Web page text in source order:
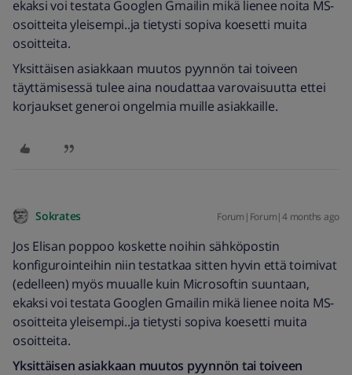
ekaksi voi testata Googlen Gmailin mikä lienee noita MS-
osoitteita yleisempi..ja tietysti sopiva koesetti muita
osoitteita.
Yksittäisen asiakkaan muutos pyynnön tai toiveen
täyttämisessä tulee aina noudattaa varovaisuutta ettei
korjaukset generoi ongelmia muille asiakkaille.
Sokrates Forum|Forum|4 months ago
Jos Elisan poppoo koskette noihin sähköpostin
konfigurointeihin niin testatkaa sitten hyvin että toimivat
(edelleen) myös muualle kuin Microsoftin suuntaan,
ekaksi voi testata Googlen Gmailin mikä lienee noita MS-
osoitteita yleisempi..ja tietysti sopiva koesetti muita
osoitteita.
Yksittäisen asiakkaan muutos pyynnön tai toiveen